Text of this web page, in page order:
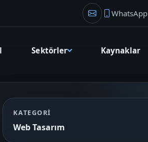
KurucuWhatsApp
Sektörler Kaynaklar
KATEGORI
Web Tasarım